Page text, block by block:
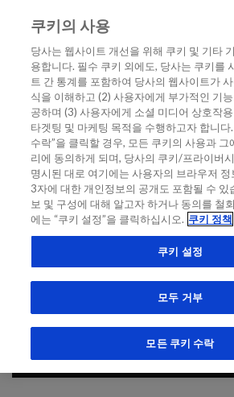
일본 의료기관에서 0h/1h 알고리즘의 이
일본 의료기관에서 0h/1h
이점
진단 인사이트 EXPERT OPINION 1H 알
신속 알고리즘의 이점 트로포닌 신속 알고리즘
쿠키의 사용
당사는 웹사이트 개선을 위해 쿠키 및 기타
용합니다. 필수 쿠키 외에도, 당사는 쿠키를
트 간 통계를 포함하여 당사의 웹사이트가
식을 이해하고 (2) 사용자에게 부가적인 기
공하며 (3) 사용자에게 소셜 미디어 상호작
타겟팅 및 마케팅 목적을 수행하고자 합니다
수락”을 클릭할 경우, 모든 쿠키의 사용과 그
리에 동의하게 되며, 당사의 쿠키/프라이버
명시된 대로 여기에는 사용자의 브라우저 정
3자에 대한 개인정보의 공개도 포함될 수 있
보 및 구성에 대해 알고자 하거나 동의를 철
에는 “쿠키 설정”을 클릭하십시오. 쿠키 정책
쿠키 설정
모두 거부
모든 쿠키 수락